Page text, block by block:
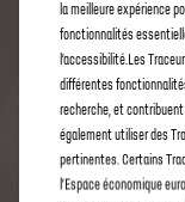
,90€
/mois
an
,00€
la meilleure expérience
fonctionnalités
l’accessibilité.Les
différentes
recherche, et
également utiliser des
pertinentes. Certains
l’Espace économique